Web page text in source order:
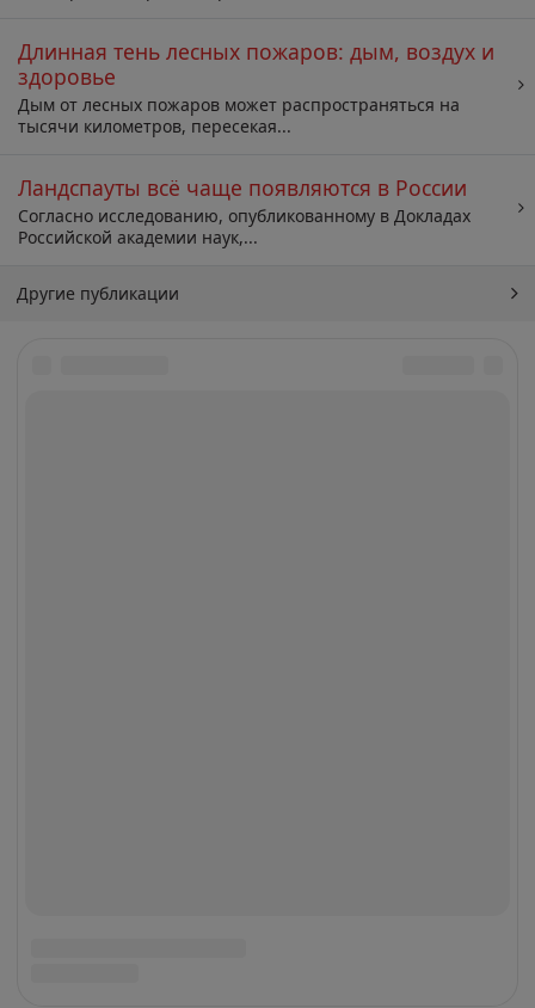
Длинная тень лесных пожаров: дым, воздух и
здоровье
Дым от лесных пожаров может распространяться на
тысячи километров, пересекая...
Ландспауты всё чаще появляются в России
Согласно исследованию, опубликованному в Докладах
Российской академии наук,...
Другие публикации